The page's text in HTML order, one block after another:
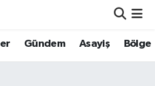
Gündem Asayiş Bölge